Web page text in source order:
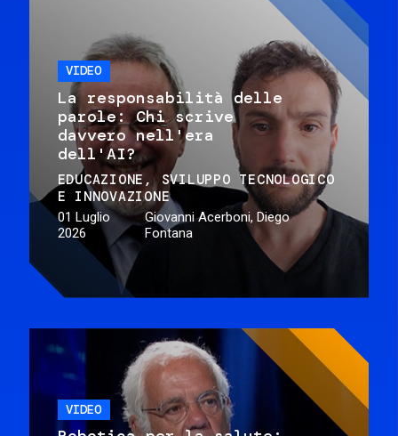
VIDEO
La responsabilità delle
parole: Chi scrive
davvero nell'era
dell'AI?
EDUCAZIONE
SVILUPPO TECNOLOGICO
E INNOVAZIONE
01 Luglio
2026
Giovanni Acerboni, Diego
Fontana
VIDEO